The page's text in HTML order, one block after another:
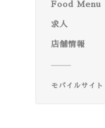
Food Menu
求人
店舗情報
モバイルサイト